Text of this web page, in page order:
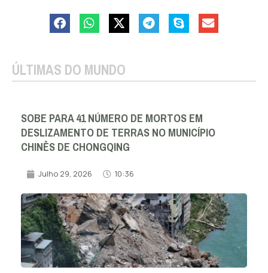
ÚLTIMAS DO MUNDO
SOBE PARA 41 NÚMERO DE MORTOS EM
DESLIZAMENTO DE TERRAS NO MUNICÍPIO
CHINÊS DE CHONGQING
Julho 29, 2026 10:36